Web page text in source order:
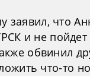
что
и не пойдет
обвинил
что-то